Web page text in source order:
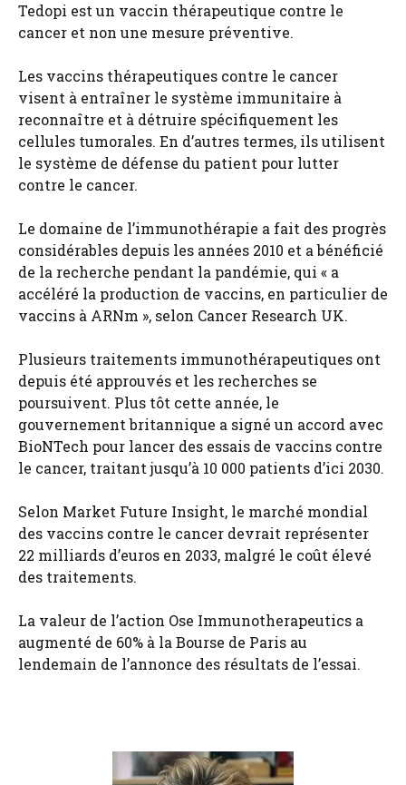
Tedopi est un vaccin thérapeutique contre le
cancer et non une mesure préventive.
Les vaccins thérapeutiques contre le cancer
visent à entraîner le système immunitaire à
reconnaître et à détruire spécifiquement les
cellules tumorales. En d’autres termes, ils utilisent
le système de défense du patient pour lutter
contre le cancer.
Le domaine de l’immunothérapie a fait des progrès
considérables depuis les années 2010 et a bénéficié
de la recherche pendant la pandémie, qui « a
accéléré la production de vaccins, en particulier de
vaccins à ARNm », selon Cancer Research UK.
Plusieurs traitements immunothérapeutiques ont
depuis été approuvés et les recherches se
poursuivent. Plus tôt cette année, le
gouvernement britannique a signé un accord avec
BioNTech pour lancer des essais de vaccins contre
le cancer, traitant jusqu’à 10 000 patients d’ici 2030.
Selon Market Future Insight, le marché mondial
des vaccins contre le cancer devrait représenter
22 milliards d’euros en 2033, malgré le coût élevé
des traitements.
La valeur de l’action Ose Immunotherapeutics a
augmenté de 60% à la Bourse de Paris au
lendemain de l’annonce des résultats de l’essai.